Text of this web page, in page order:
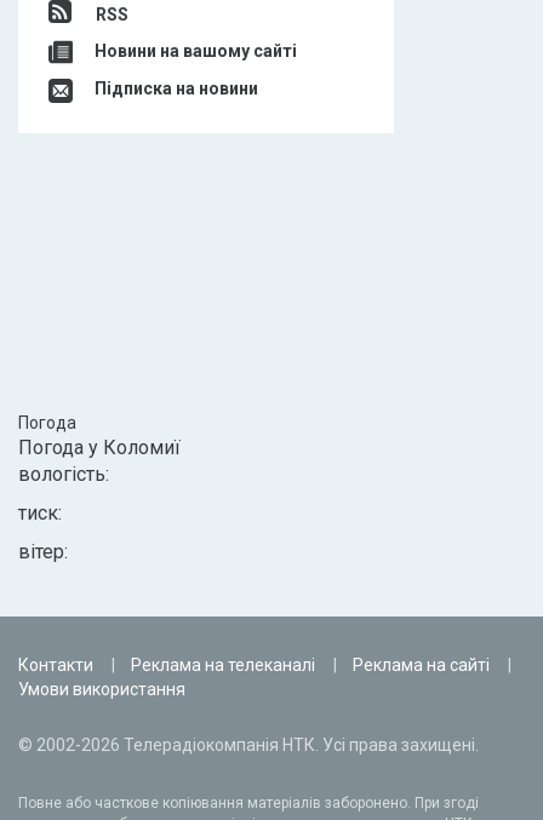
RSS
Новини на вашому сайті
Підписка на новини
Погода
Погода у Коломиї
вологість:
тиск:
вітер:
Контакти Реклама на телеканалі
Реклама на сайті
Умови використання
© 2002-2026 Телерадіокомпанія НТК. Усі права захищені.
Повне або часткове копіювання матеріалів заборонено. При згоді